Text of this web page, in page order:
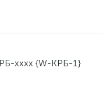
хххх {W-КРБ-1}